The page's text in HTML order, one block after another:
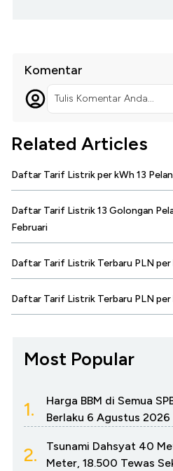
Komentar
Tulis Komentar Anda...
Related Articles
Daftar Tarif Listrik per kWh 13
Daftar Tarif Listrik 13 Golongan
Februari
Daftar Tarif Listrik Terbaru PLN per
Daftar Tarif Listrik Terbaru PLN per
Most Popular
1.
Harga BBM di Semua
Berlaku 6 Agustus 2026
2.
Tsunami Dahsyat 40
Meter, 18.500 Tewas